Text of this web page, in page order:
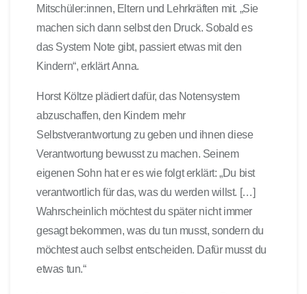
Mitschüler:innen, Eltern und Lehrkräften mit. „Sie
machen sich dann selbst den Druck. Sobald es
das System Note gibt, passiert etwas mit den
Kindern“, erklärt Anna.
Horst Költze plädiert dafür,das Notensystem
abzuschaffen, den Kindern mehr
Selbstverantwortung zu geben und ihnen diese
Verantwortung bewusst zu machen. Seinem
eigenen Sohn hat er es wie folgt erklärt: „Du bist
verantwortlich für das, was du werden willst. […]
Wahrscheinlich möchtest du später nicht immer
gesagt bekommen, was du tun musst, sondern du
möchtest auch selbst entscheiden. Dafür musst du
etwas tun.“